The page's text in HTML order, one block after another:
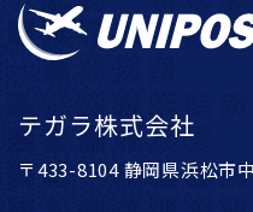
テガラ株式会社
〒433-8104 静岡県浜松市